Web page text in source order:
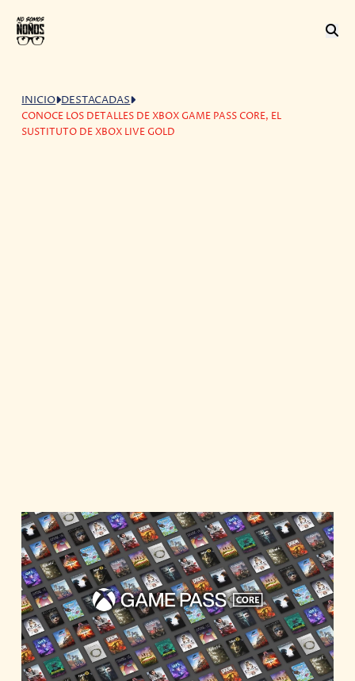
INICIO DESTACADAS
CONOCE LOS DETALLES DE XBOX GAME PASS CORE, EL
SUSTITUTO DE XBOX LIVE GOLD